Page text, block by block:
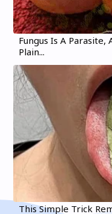
Fungus Is A
Plain...
This Simple Trick